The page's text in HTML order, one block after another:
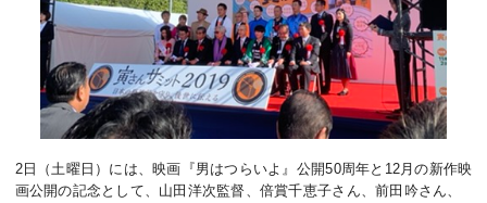
2日（土曜日）には、映画『男はつらいよ』公開50周年と12月の新作映
画公開の記念として、山田洋次監督、倍賞千恵子さん、前田吟さん、